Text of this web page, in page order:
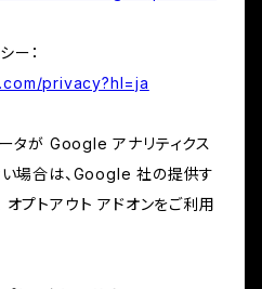
ー：
privacy?hl=ja
タが Google アナリティクス
場合は、Google 社の提供す
プトアウト アドオンをご利用